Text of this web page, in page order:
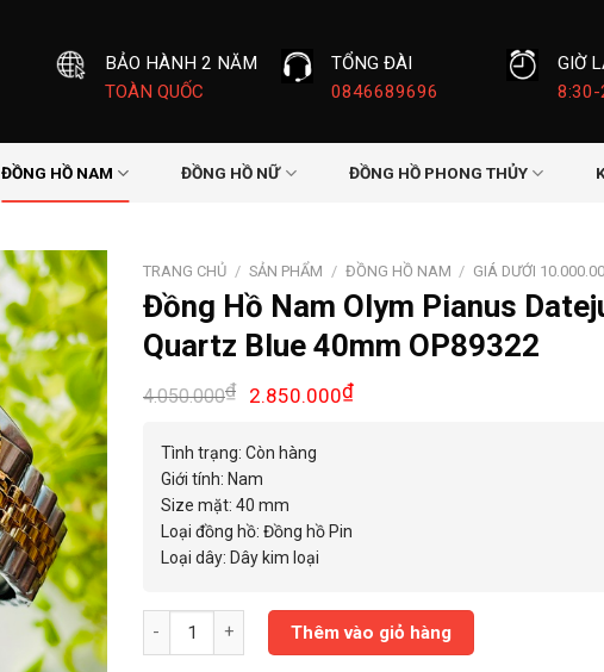
BẢO HÀNH 2 NĂM
TOÀN QUỐC
TỔNG ĐÀI
0846689696
GIỜ
8:30-
ĐỒNG HỒ NAM ĐỒNG HỒ NỮ ĐỒNG HỒ PHONG THỦY
TRANG CHỦ / SẢN PHẨM / ĐỒNG HỒ NAM / GIÁ DƯỚI
Đồng Hồ Nam Olym Pianus
Quartz Blue 40mm OP89322
4.050.000₫
Giá
là:
4.050.000₫.
2.850.000₫Giá
Tình trạng: Còn hàng
Giới tính: Nam
Size mặt: 40 mm
Loại đồng hồ: Đồng hồ Pin
Loại dây: Dây kim loại
Đồng Hồ Nam Olym Pianus Datejust Quartz Blue 40mm
Thêm vào giỏ hàng